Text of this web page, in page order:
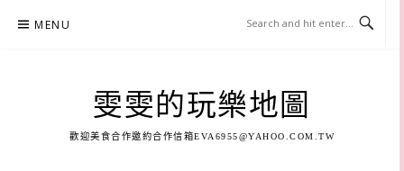
MENU
雯雯的玩樂地圖
歡迎美食合作邀約合作信箱EVA6955@YAHOO.COM.TW